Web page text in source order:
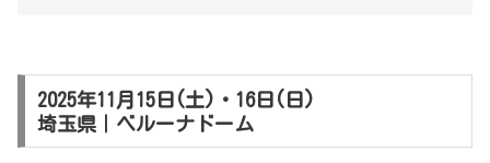
2025年11月15日(土)・16日(日)
埼玉県｜ベルーナドーム